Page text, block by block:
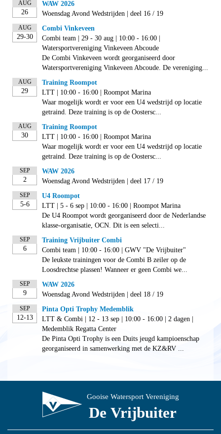
AUG
26
WAW 2026
Woensdag Avond Wedstrijden | deel 16 / 19
AUG
29-30
Combi Vinkeveen
Combi team | 29 - 30 aug | 10:00 - 16:00 |
Watersportvereniging Vinkeveen Abcoude
De Combi Vinkeveen wordt georganiseerd door
Watersportvereniging Vinkeveen Abcoude. De vereniging...
AUG
29
Training Roompot
LTT | 10:00 - 16:00 | Roompot Marina
Waar mogelijk wordt er voor een U4 wedstrijd op locatie
getraind. Deze training is op de Oostersc...
AUG
30
Training Roompot
LTT | 10:00 - 16:00 | Roompot Marina
Waar mogelijk wordt er voor een U4 wedstrijd op locatie
getraind. Deze training is op de Oostersc...
SEP
2
WAW 2026
Woensdag Avond Wedstrijden | deel 17 / 19
SEP
5-6
U4 Roompot
LTT | 5 - 6 sep | 10:00 - 16:00 | Roompot Marina
De U4 Roompot wordt georganiseerd door de Nederlandse
klasse-organisatie, OCN. Dit is een selecti...
SEP
6
Training Vrijbuiter Combi
Combi team | 10:00 - 16:00 | GWV "De Vrijbuiter"
De leukste trainingen voor de Combi B zeiler op de
Loosdrechtse plassen! Wanneer er geen Combi we...
SEP
9
WAW 2026
Woensdag Avond Wedstrijden | deel 18 / 19
SEP
12-13
Pinta Opti Trophy Medemblik
LTT & Combi | 12 - 13 sep | 10:00 - 16:00 | 2 dagen |
Medemblik Regatta Center
De Pinta Opti Trophy is een Duits jeugd kampioenschap
georganiseerd in samenwerking met de KZ&RV ...
Gooise Watersport Vereniging
De Vrijbuiter